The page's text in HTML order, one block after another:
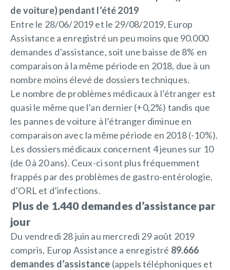
de voiture) pendant l’été 2019
Entre le 28/06/2019 et le 29/08/2019, Europ
Assistance a enregistré un peu moins que 90.000
demandes d’assistance, soit une baisse de 8% en
comparaison à la même période en 2018, due à un
nombre moins élevé de dossiers techniques.
Le nombre de problèmes médicaux à l’étranger est
quasi le même que l’an dernier (+0,2%) tandis que
les pannes de voiture à l’étranger diminue en
comparaison avec la même période en 2018 (-10%).
Les dossiers médicaux concernent 4 jeunes sur 10
(de 0 à 20 ans). Ceux-ci sont plus fréquemment
frappés par des problèmes de gastro-entérologie,
d’ORL et d’infections.
Plus de 1.440 demandes d’assistance par
jour
Du vendredi 28 juin au mercredi 29 août 2019
compris, Europ Assistance a enregistré 89.666
demandes d’assistance (appels téléphoniques et